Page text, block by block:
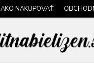
AKO NAKUPOVAŤ